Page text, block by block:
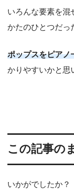
いろんな要素を混
かたのひとつだっ
ポップスをピアノ
かりやすいかと思
この記事の
いかがでしたか？